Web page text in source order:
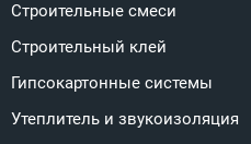
Строительные смеси
Строительный клей
Гипсокартонные системы
Утеплитель и звукоизоляция